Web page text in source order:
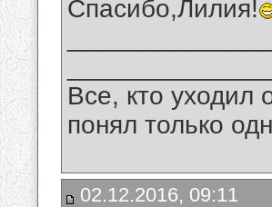
Спасибо,Лилия!
Все, кто уходил
понял только
02.12.2016, 09:11